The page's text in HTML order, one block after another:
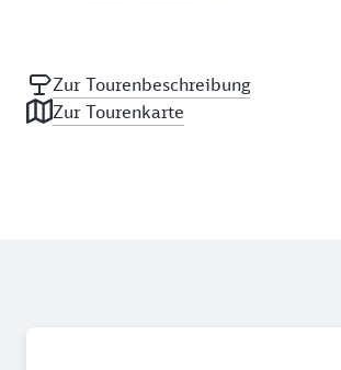
Zur Tourenbeschreibung
Zur Tourenkarte